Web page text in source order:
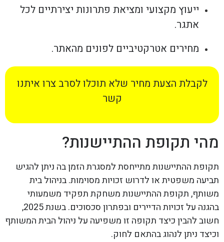
ייעוץ מקצועי ומציאת פתרונות יצירתיים לכל
אתגר.
מחירים אטרקטיביים לפונים מהאתר.
לקבלת הצעת מחיר שלא תוכלו לסרב צרו איתנו
קשר
מהי תקופת ההתיישנות?
תקופת ההתיישנות מתייחסת למסגרת הזמן בה ניתן להגיש
תביעה משפטית או לדרוש זכויות מסוימות. בניהול בית
משותף, תקופת ההתיישנות משחקת תפקיד משמעותי
בהגנה על זכויות הדיירים ובפתרון סכסוכים. בשנת 2025,
חשוב להבין כיצד תקופה זו משפיעה על ניהול הבית המשותף
וכיצד ניתן לנהוג בהתאם לחוק.